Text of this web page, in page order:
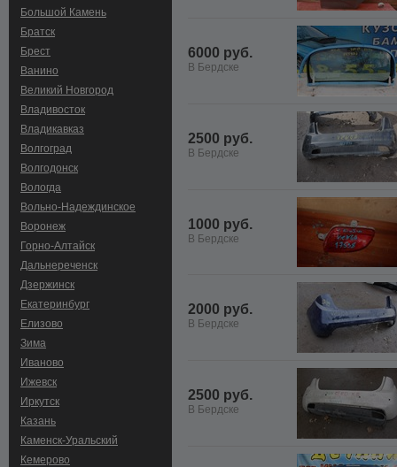
Большой Камень
Братск
Брест
Ванино
Великий Новгород
Владивосток
Владикавказ
Волгоград
Волгодонск
Вологда
Вольно-Hадеждинское
Воронеж
Горно-Алтайск
Дальнереченск
Дзержинск
Екатеринбург
Елизово
Зима
Иваново
Ижевск
Иркутск
Казань
Каменск-Уральский
Кемерово
6000 руб.
В Бердске
2500 руб.
В Бердске
1000 руб.
В Бердске
2000 руб.
В Бердске
2500 руб.
В Бердске